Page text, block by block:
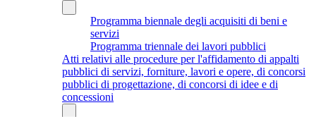
Programma biennale degli acquisiti di beni e
servizi
Programma triennale dei lavori pubblici
Atti relativi alle procedure per l'affidamento di appalti
pubblici di servizi, forniture, lavori e opere, di concorsi
pubblici di progettazione, di concorsi di idee e di
concessioni